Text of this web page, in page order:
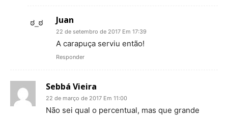
Juan
22 de setembro de 2017 Em 17:39
A carapuça serviu então!
Responder
Sebbá Vieira
22 de março de 2017 Em 11:00
Não sei qual o percentual, mas que grande